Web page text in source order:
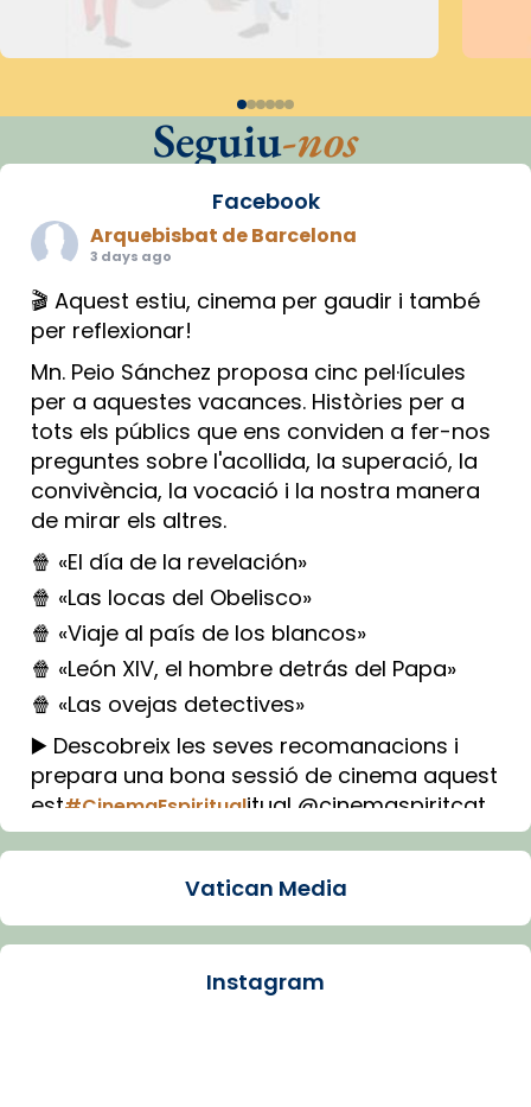
Seguiu-nos
Facebook
Arquebisbat de Barcelona
3 days ago
🎬 Aquest estiu, cinema per gaudir i també
per reflexionar!
Mn. Peio Sánchez proposa cinc pel·lícules
per a aquestes vacances. Històries per a
tots els públics que ens conviden a fer-nos
preguntes sobre l'acollida, la superació, la
convivència, la vocació i la nostra manera
de mirar els altres.
🍿 «El día de la revelación»
🍿 «Las locas del Obelisco»
🍿 «Viaje al país de los blancos»
🍿 «León XIV, el hombre detrás del Papa»
🍿 «Las ovejas detectives»
▶️ Descobreix les seves recomanacions i
prepara una bona sessió de cinema aquest
est#CinemaEspiritualitual @cinemaspiritcat
Imatge: Generada amb IA (OpenAI)
Arquebisbat de Barcelona
Vatican Media
Instagram